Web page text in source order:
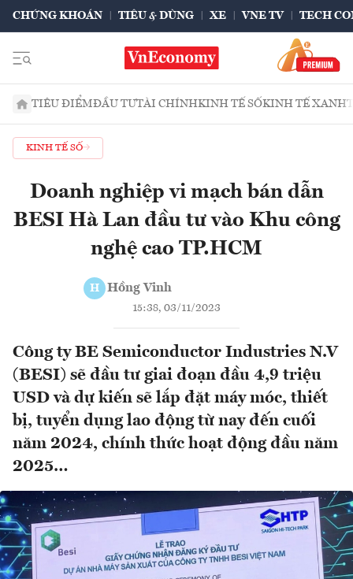
CHỨNG KHOÁN TIÊU & DÙNG XE VNE TV TECH
TIÊU ĐIỂMĐẦU TƯTÀI CHÍNHKINH TẾ SỐKINH TẾ XANH
KINH TẾ SỐ
Doanh nghiệp vi mạch bán dẫn
BESI Hà Lan đầu tư vào Khu công
nghệ cao TP.HCM
H Hồng Vinh
15:38, 03/11/2023
Công ty BE Semiconductor Industries N.V
(BESI) sẽ đầu tư giai đoạn đầu 4,9 triệu
USD và dự kiến sẽ lắp đặt máy móc, thiết
bị, tuyển dụng lao động từ nay đến cuối
năm 2024, chính thức hoạt động đầu năm
2025…